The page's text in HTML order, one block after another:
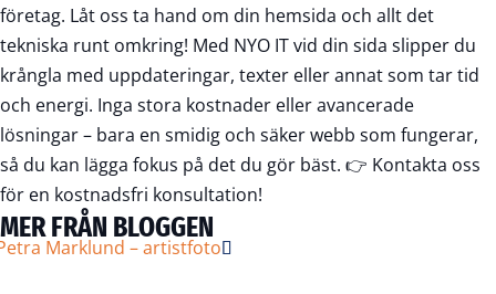
företag. Låt oss ta hand om din hemsida och allt det
tekniska runt omkring! Med NYO IT vid din sida slipper du
krångla med uppdateringar, texter eller annat som tar tid
och energi. Inga stora kostnader eller avancerade
lösningar – bara en smidig och säker webb som fungerar,
så du kan lägga fokus på det du gör bäst. 👉 Kontakta oss
för en kostnadsfri konsultation!
MER FRÅN BLOGGEN